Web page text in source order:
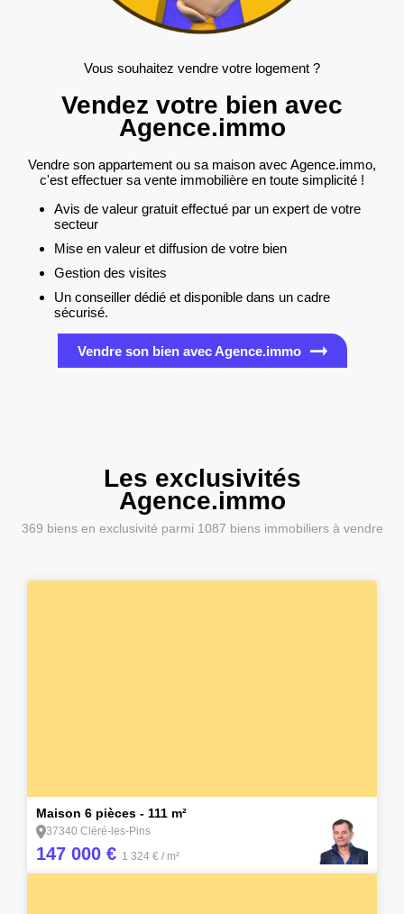
Vous souhaitez vendre votre logement ?
Vendez votre bien avec
Agence.immo
Vendre son appartement ou sa maison avec Agence.immo,
c'est effectuer sa vente immobilière en toute simplicité !
Avis de valeur gratuit effectué par un expert de votre
secteur
Mise en valeur et diffusion de votre bien
Gestion des visites
Un conseiller dédié et disponible dans un cadre
sécurisé.
Vendre son bien avec Agence.immo
Les exclusivités
Agence.immo
369 biens en exclusivité parmi 1087 biens immobiliers à vendre
Maison 6 pièces - 111 m²
37340 Cléré-les-Pins
147 000 € 1 324 € / m²